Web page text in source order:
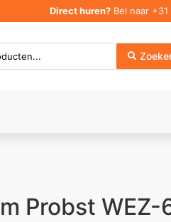
Direct huren?Bel naar
Probst WEZ-